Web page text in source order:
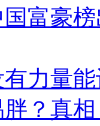
国富豪
力量
？真